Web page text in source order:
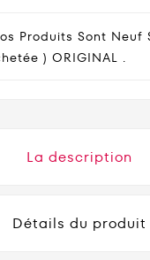
Produits Sont Neuf
) ORIGINAL .
La description
Détails du produit